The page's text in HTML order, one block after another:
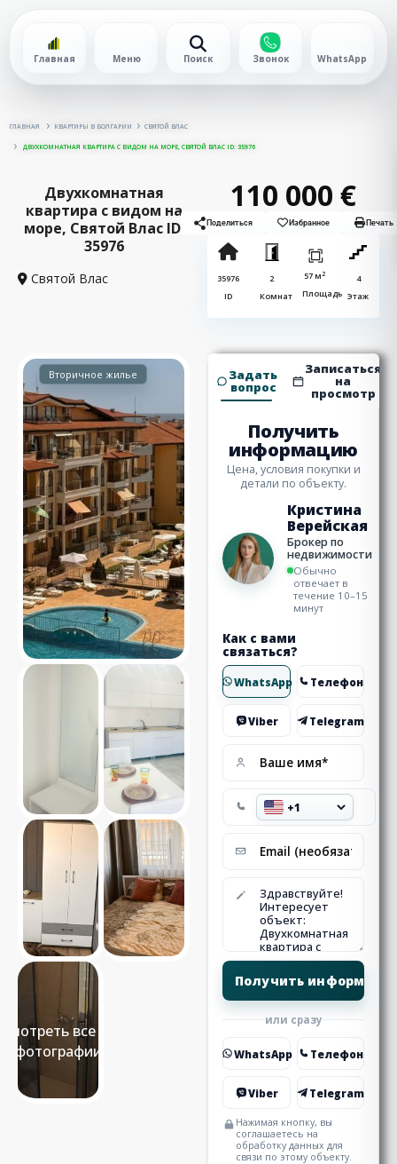
Главная Меню Поиск Звонок WhatsApp
ГЛАВНАЯ КВАРТИРЫ В БОЛГАРИИ СВЯТОЙ ВЛАС
ДВУХКОМНАТНАЯ КВАРТИРА С ВИДОМ НА МОРЕ, СВЯТОЙ ВЛАС ID: 35976
Двухкомнатная
квартира с видом на
море, Святой Влас ID:
35976
Святой Влас
110 000 €
Поделиться Избранное Печать
35976
ID
2
Комнат
57 м2
Площадь
4
Этаж
Смотреть все 14
фотографии
Вторичное жилье Задать
вопрос
Записаться
на
просмотр
Получить
информацию
Цена, условия покупки и
детали по объекту.
Кристина
Верейская
Брокер по
недвижимости
Обычно
отвечает в
течение 10–15
минут
Как с вами
связаться?
WhatsApp Телефон
Viber Telegram
или сразу
WhatsApp Телефон
Viber Telegram
Нажимая кнопку, вы
соглашаетесь на
обработку данных для
связи по этому объекту.